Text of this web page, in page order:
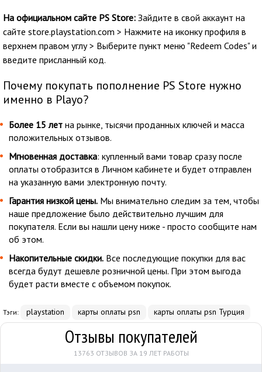
На официальном сайте PS Store: Зайдите в свой аккаунт на
сайте store.playstation.com > Нажмите на иконку профиля в
верхнем правом углу > Выберите пункт меню "Redeem Codes" и
введите присланный код.
Почему покупать пополнение PS Store нужно
именно в Playo?
Более 15 лет на рынке, тысячи проданных ключей и масса
положительных отзывов.
Мгновенная доставка: купленный вами товар сразу после
оплаты отобразится в Личном кабинете и будет отправлен
на указанную вами электронную почту.
Гарантия низкой цены. Мы внимательно следим за тем, чтобы
наше предложение было действительно лучшим для
покупателя. Если вы нашли цену ниже - просто сообщите нам
об этом.
Накопительные скидки. Все последующие покупки для вас
всегда будут дешевле розничной цены. При этом выгода
будет расти вместе с объемом покупок.
Тэги: playstation карты оплаты psn карты оплаты psn Турция
Отзывы покупателей
13763 ОТЗЫВОВ ЗА 19 ЛЕТ РАБОТЫ